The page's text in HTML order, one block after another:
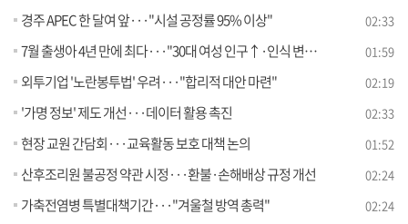
경주 APEC 한 달여 앞···"시설 공정률 95% 이상" 02:33
7월 출생아 4년 만에 최다···"30대 여성 인구↑·인식 변화" 01:59
외투기업 '노란봉투법' 우려···"합리적 대안 마련" 02:19
'가명 정보' 제도 개선···데이터 활용 촉진 02:33
현장 교원 간담회···교육활동 보호 대책 논의 01:52
산후조리원 불공정 약관 시정···환불·손해배상 규정 개선 02:24
가축전염병 특별대책기간···"겨울철 방역 총력" 02:24